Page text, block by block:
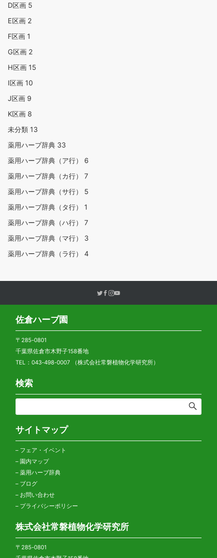
D区画 5
E区画 2
F区画 1
G区画 2
H区画 15
I区画 10
J区画 9
K区画 8
未分類 13
薬用ハーブ辞典 33
薬用ハーブ辞典（ア行） 6
薬用ハーブ辞典（カ行） 7
薬用ハーブ辞典（サ行） 5
薬用ハーブ辞典（タ行） 1
薬用ハーブ辞典（ハ行） 7
薬用ハーブ辞典（マ行） 3
薬用ハーブ辞典（ラ行） 4
佐倉ハーブ園
〒285-0801
千葉県佐倉市木野子158番地
TEL：043-498-0007 （株式会社常磐植物化学研究所）
検索
サイトマップ
– フェア・イベント
– 園内マップ
– 薬用ハーブ辞典
– ブログ
– お問い合わせ
– プライバシーポリシー
株式会社常磐植物化学研究所
〒285-0801